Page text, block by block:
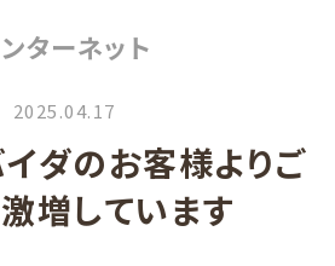
ターネット
2025.04.17
ダのお客様よりご
増しています